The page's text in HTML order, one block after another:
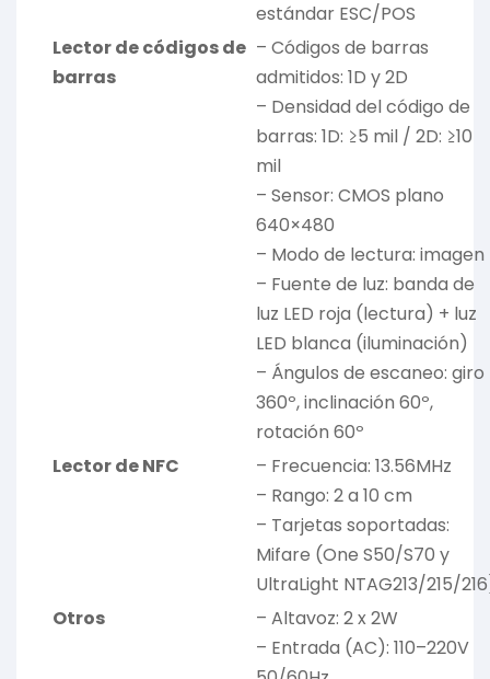
estándar ESC/POS
Lector de códigos de
barras
– Códigos de barras
admitidos: 1D y 2D
– Densidad del código de
barras: 1D: ≥5 mil / 2D: ≥10
mil
– Sensor: CMOS plano
640×480
– Modo de lectura: imagen
– Fuente de luz: banda de
luz LED roja (lectura) + luz
LED blanca (iluminación)
– Ángulos de escaneo: giro
360º, inclinación 60º,
rotación 60º
Lector de NFC
– Frecuencia: 13.56MHz
– Rango: 2 a 10 cm
– Tarjetas soportadas:
Mifare (One S50/S70 y
UltraLight NTAG213/215/
Otros
– Altavoz: 2 x 2W
– Entrada (AC): 110–220V